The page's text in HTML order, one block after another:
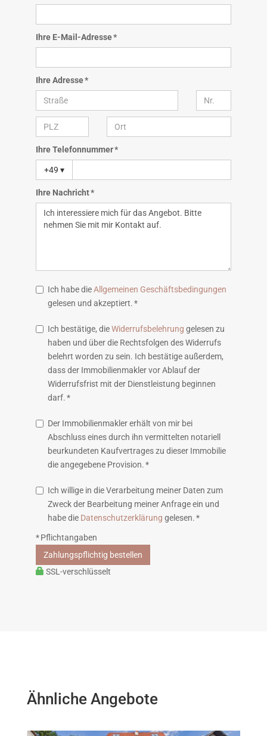
Ihre E-Mail-Adresse *
Ihre Adresse *
Ihre Telefonnummer *
+49 ▾
Ihre Nachricht *
Ich habe dieAllgemeinen Geschäftsbedingungen
gelesen und akzeptiert. *
Ich bestätige, dieWiderrufsbelehrung gelesen zu
haben und über die Rechtsfolgen des Widerrufs
belehrt worden zu sein. Ich bestätige außerdem,
dass der Immobilienmakler vor Ablauf der
Widerrufsfrist mit der Dienstleistung beginnen
darf. *
Der Immobilienmakler erhält von mir bei
Abschluss eines durch ihn vermittelten notariell
beurkundeten Kaufvertrages zu dieser Immobilie
die angegebene Provision. *
Ich willige in die Verarbeitung meiner Daten zum
Zweck der Bearbeitung meiner Anfrage ein und
habe die Datenschutzerklärung gelesen. *
* Pflichtangaben
Zahlungspflichtig bestellen
SSL-verschlüsselt
Ähnliche Angebote